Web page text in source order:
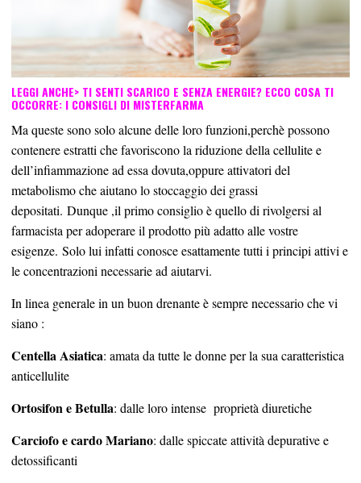
LEGGI ANCHE> TI SENTI SCARICO E SENZA ENERGIE? ECCO COSA TI
OCCORRE: I CONSIGLI DI MISTERFARMA
Ma queste sono solo alcune delle loro funzioni,perchè possono
contenere estratti che favoriscono la riduzione della cellulite e
dell’infiammazione ad essa dovuta,oppure attivatori del
metabolismo che aiutano lo stoccaggio dei grassi
depositati. Dunque ,il primo consiglio è quello di rivolgersi al
farmacista per adoperare il prodotto più adatto alle vostre
esigenze. Solo lui infatti conosce esattamente tutti i principi attivi e
le concentrazioni necessarie ad aiutarvi.
In linea generale in un buon drenante è sempre necessario che vi
siano :
Centella Asiatica: amata da tutte le donne per la sua caratteristica
anticellulite
Ortosifon e Betulla: dalle loro intense proprietà diuretiche
Carciofo e cardo Mariano: dalle spiccate attività depurative e
detossificanti